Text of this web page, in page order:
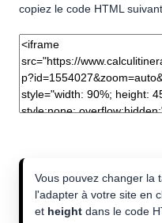
copiez le code HTML
Vous pouvez changer la
l'adapter à votre site en
et height dans le code